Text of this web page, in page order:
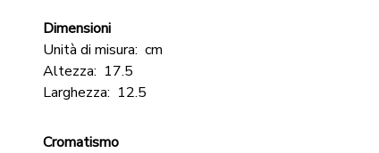
Dimensioni
Unità di misura: cm
Altezza: 17.5
Larghezza: 12.5
Cromatismo